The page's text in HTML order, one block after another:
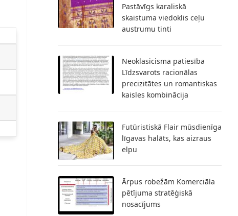
Pastāvīgs karaliskā
skaistuma viedoklis ceļu
austrumu tinti
Neoklasicisma patiesība
Līdzsvarots racionālas
precizitātes un romantiskas
kaisles kombinācija
Futūristiskā Flair mūsdienīga
līgavas halāts, kas aizraus
elpu
Ārpus robežām Komerciāla
pētījuma stratēģiskā
nosacījums